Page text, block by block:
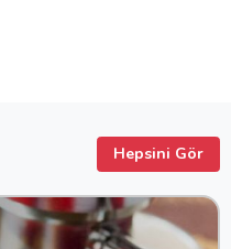
Hepsini Gör